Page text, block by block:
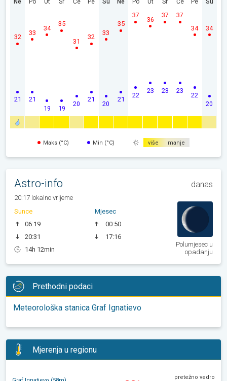
21
32
21
33
19
34
19
35
20
31
21
32
20
33
21
35
22
37
23
36
23
37
23
37
22
34
20
34
Maks (°C) Min (°C) više manje
Astro-info danas
20:17 lokalno vrijeme
Sunce
06:19
20:31
14h 12min
Mjesec
00:50
17:16
Polumjesec u
opadanju
Prethodni podaci
Meteorološka stanica Graf Ignatievo
Mjerenja u regionu
pretežno vedro